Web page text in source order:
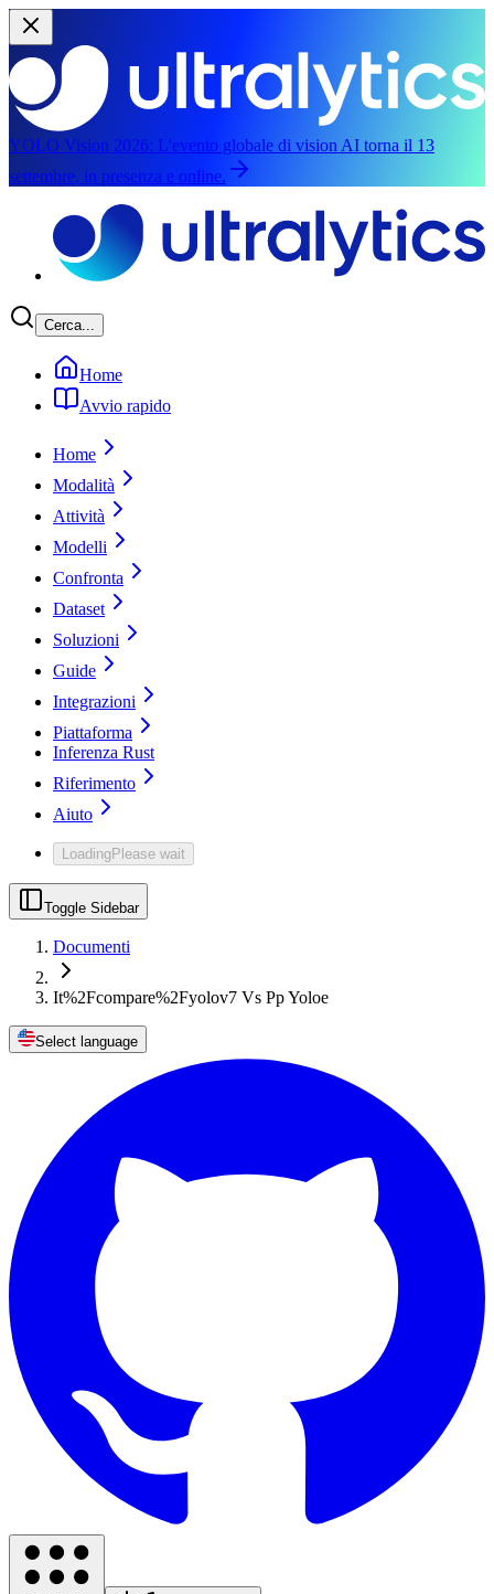
YOLO Vision 2026: L'evento globale di vision AI torna il 13
settembre, in presenza e online.
Cerca...
Home
Avvio rapido
Home
Modalità
Attività
Modelli
Confronta
Dataset
Soluzioni
Guide
Integrazioni
Piattaforma
Inferenza Rust
Riferimento
Aiuto
LoadingPlease wait
Toggle Sidebar
Documenti
It%2Fcompare%2Fyolov7 Vs Pp Yoloe
Select language